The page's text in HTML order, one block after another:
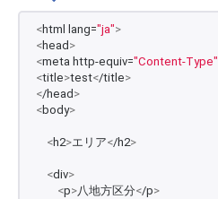
<html lang="ja">
<head >
<meta http-equiv="Content-Type"
<title>test</title>
</head >
<body>
<h2>エリア</h2>
<div>
<p>八地方区分</p>